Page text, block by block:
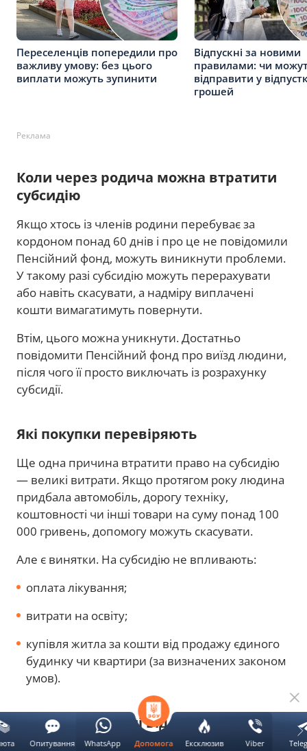
Переселенців попередили про
важливу умову: без цього
виплати можуть зупинити
Відпускні за новими
правилами: чи
відправити у
грошей
Реклама
Коли через родича можна втратити
субсидію
Якщо хтось із членів родини перебуває за
кордоном понад 60 днів і про це не повідомили
Пенсійний фонд, можуть виникнути проблеми.
У такому разі субсидію можуть перерахувати
або навіть скасувати, а надміру виплачені
кошти вимагатимуть повернути.
Втім, цього можна уникнути. Достатньо
повідомити Пенсійний фонд про виїзд людини,
після чого її просто виключать із розрахунку
субсидії.
Які покупки перевіряють
Ще одна причина втратити право на субсидію
— великі витрати. Якщо протягом року людина
придбала автомобіль, дорогу техніку,
коштовності чи інші товари на суму понад 100
000 гривень, допомогу можуть скасувати.
Але є винятки. На субсидію не впливають:
оплата лікування;
витрати на освіту;
купівля житла за кошти від продажу єдиного
будинку чи квартири (за визначених законом
умов).
Як рахують гроші від родичів із-за
кордону
Допомога Ексклюзив Viber
Опитування WhatsApp